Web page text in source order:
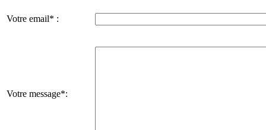
Votre email* :
Votre message*: